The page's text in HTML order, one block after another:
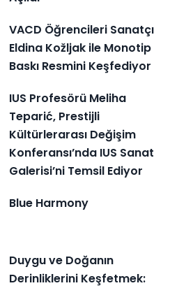
VACD Öğrencileri Sanatçı
Eldina Kožljak ile Monotip
Baskı Resmini Keşfediyor
IUS Profesörü Meliha
Teparić, Prestijli
Kültürlerarası Değişim
Konferansı’nda IUS Sanat
Galerisi’ni Temsil Ediyor
Blue Harmony
Duygu ve Doğanın
Derinliklerini Keşfetmek: